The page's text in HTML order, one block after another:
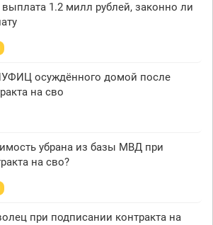
1.2 милл рублей, законно ли
осуждённого домой после
на сво
убрана из базы МВД при
на сво?
при подписании контракта на